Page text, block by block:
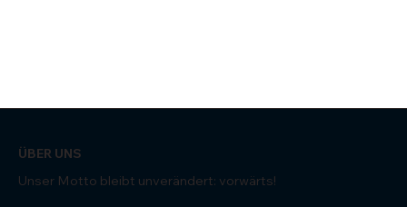
Unser Motto bleibt unverändert: vorwärts!
ÜBER UNS